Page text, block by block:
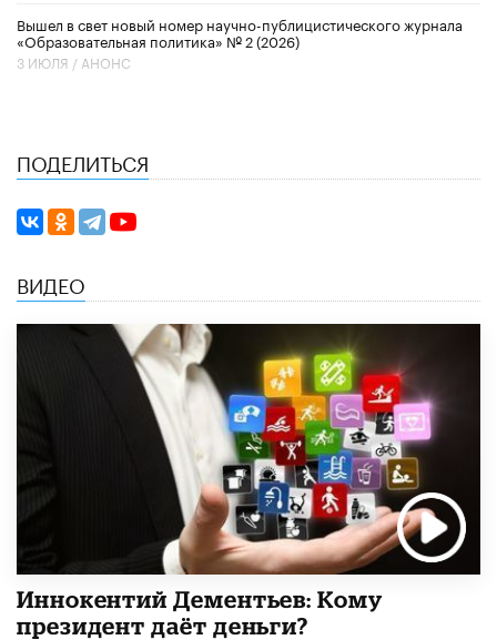
Вышел в свет новый номер научно-публицистического журнала
«Образовательная политика» № 2 (2026)
3 ИЮЛЯ / АНОНС
ПОДЕЛИТЬСЯ
ВИДЕО
Иннокентий Дементьев: Кому
президент даёт деньги?